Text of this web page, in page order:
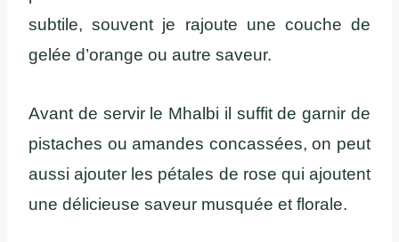
subtile, souvent je rajoute une couche de
gelée d’orange ou autre saveur.
Avant de servir le Mhalbi il suffit de garnir de
pistaches ou amandes concassées, on peut
aussi ajouter les pétales de rose qui ajoutent
une délicieuse saveur musquée et florale.